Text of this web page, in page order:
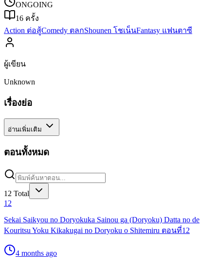
ONGOING
16 ครั้ง
Action ต่อสู้Comedy ตลกShounen โชเน็นFantasy แฟนตาซี
ผู้เขียน
Unknown
เรื่องย่อ
อ่านเพิ่มเติม
ตอนทั้งหมด
12 Total
12
Sekai Saikyou no Doryokuka Sainou ga (Doryoku) Datta no de
Kouritsu Yoku Kikakugai no Doryoku o Shitemiru ตอนที่12
4 months ago